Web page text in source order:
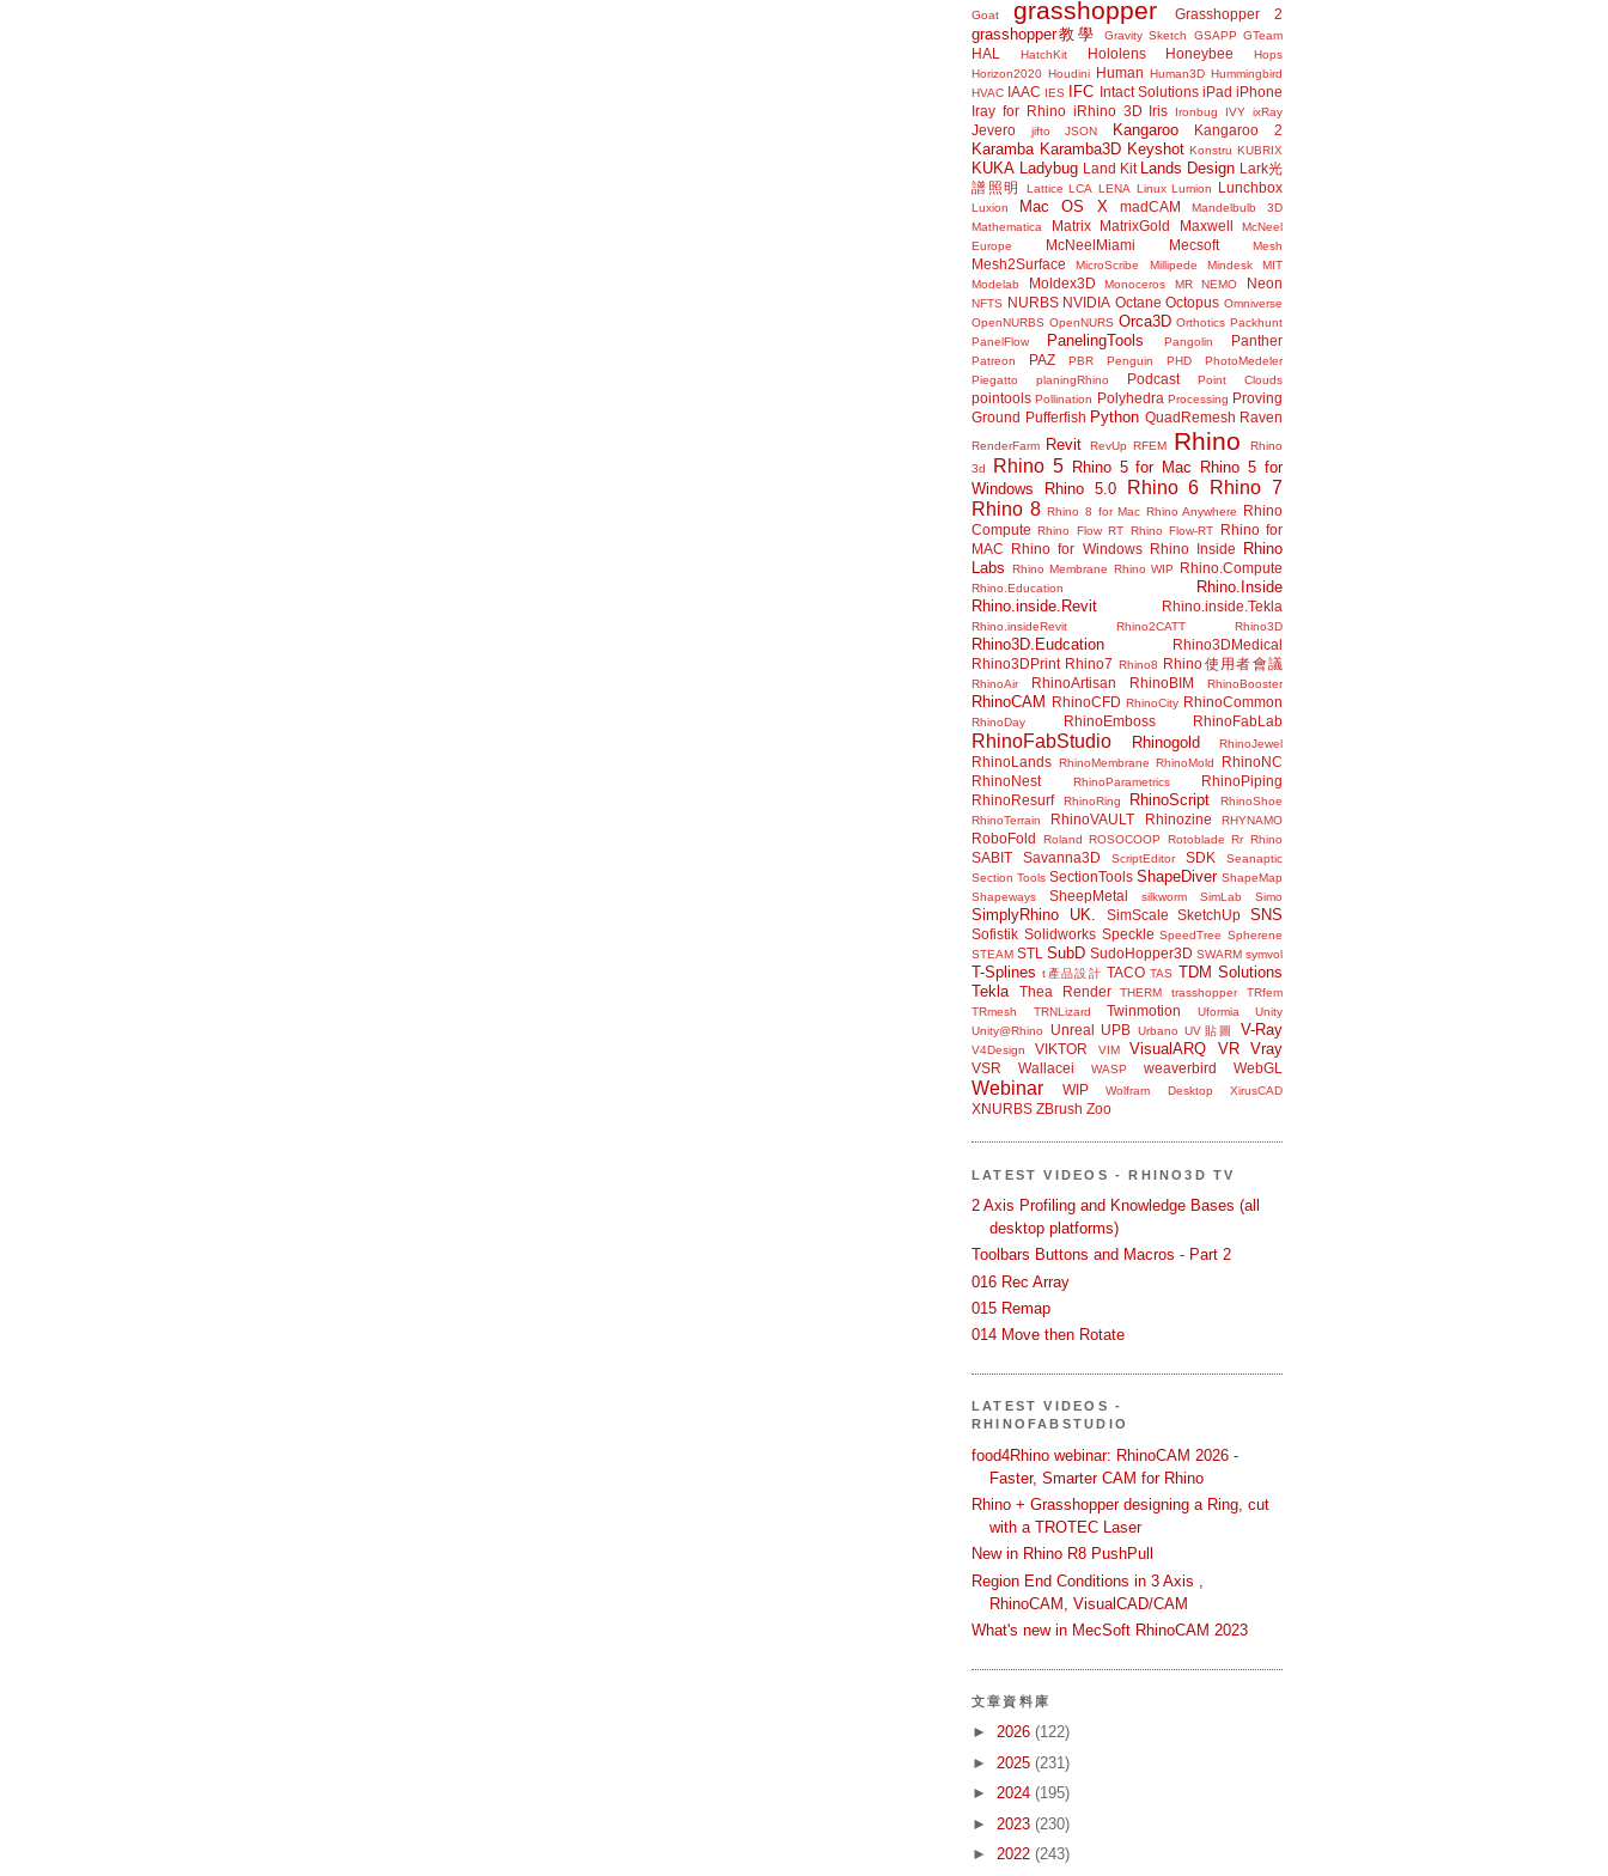
Goat grasshopper Grasshopper 2
grasshopper教學 Gravity Sketch GSAPP GTeam
HAL HatchKit Hololens Honeybee
Hops
Horizon2020 Houdini Human Human3D Hummingbird
HVAC IAAC IES IFC Intact Solutions iPad iPhone
Iray for Rhino iRhino 3D Iris Ironbug IVY ixRay
Jevero jifto JSON Kangaroo Kangaroo 2
Karamba Karamba3D Keyshot Konstru KUBRIX
KUKA Ladybug Land Kit Lands Design Lark光
譜照明
Lattice LCA LENA Linux Lumion Lunchbox
Luxion Mac OS X madCAM
Mandelbulb 3D
Mathematica
Matrix MatrixGold Maxwell
McNeel
Europe
McNeelMiami Mecsoft Mesh
Mesh2Surface MicroScribe Millipede Mindesk
MIT
Modelab
Moldex3D Monoceros MR NEMO Neon
NFTS NURBS NVIDIA Octane Octopus Omniverse
OpenNURBS OpenNURS Orca3D Orthotics Packhunt
PanelFlow
PanelingTools Pangolin Panther
Patreon PAZ PBR Penguin PHD
PhotoMedeler
Piegatto
planingRhino Podcast Point Clouds
pointools Pollination Polyhedra Processing Proving
Ground Pufferfish Python QuadRemesh Raven
RenderFarm Revit RevUp RFEM Rhino
Rhino
3d
Rhino 5 Rhino 5 for Mac
Rhino 5 for
Windows
Rhino 5.0 Rhino 6
Rhino 7
Rhino 8 Rhino 8 for Mac Rhino Anywhere
Rhino
Compute Rhino Flow RT Rhino Flow-RT
Rhino for
MAC
Rhino for Windows Rhino Inside
Rhino
Labs
Rhino Membrane Rhino WIP Rhino.Compute
Rhino.Education
Rhino.Inside
Rhino.inside.Revit
Rhino.inside.Tekla
Rhino.insideRevit Rhino2CATT Rhino3D
Rhino3D.Eudcation
Rhino3DMedical
Rhino3DPrint Rhino7 Rhino8 Rhino使用者會議
RhinoAir RhinoArtisan RhinoBIM RhinoBooster
RhinoCAM RhinoCFD RhinoCity RhinoCommon
RhinoDay RhinoEmboss RhinoFabLab
RhinoFabStudio Rhinogold RhinoJewel
RhinoLands RhinoMembrane RhinoMold
RhinoNC
RhinoNest
RhinoParametrics
RhinoPiping
RhinoResurf
RhinoRing RhinoScript
RhinoShoe
RhinoTerrain
RhinoVAULT Rhinozine RHYNAMO
RoboFold Roland ROSOCOOP Rotoblade Rr Rhino
SABIT Savanna3D ScriptEditor SDK
Seanaptic
Section Tools SectionTools ShapeDiver ShapeMap
Shapeways
SheepMetal silkworm SimLab Simo
SimplyRhino UK. SimScale SketchUp SNS
Sofistik Solidworks Speckle SpeedTree Spherene
STEAM STL SubD SudoHopper3D SWARM symvol
T-Splines t產品設計 TACO TAS TDM Solutions
Tekla
Thea Render THERM trasshopper
TRfem
TRmesh
TRNLizard Twinmotion Uformia
Unity
Unity@Rhino
Unreal UPB Urbano UV貼圖 V-Ray
V4Design VIKTOR VIM VisualARQ VR Vray
VSR Wallacei WASP weaverbird WebGL
Webinar WIP Wolfram Desktop XirusCAD
XNURBS ZBrush Zoo
LATEST VIDEOS - RHINO3D TV
2 Axis Profiling and Knowledge Bases (all
desktop platforms)
Toolbars Buttons and Macros - Part 2
016 Rec Array
015 Remap
014 Move then Rotate
LATEST VIDEOS -
RHINOFABSTUDIO
food4Rhino webinar: RhinoCAM 2026 -
Faster, Smarter CAM for Rhino
Rhino + Grasshopper designing a Ring, cut
with a TROTEC Laser
New in Rhino R8 PushPull
Region End Conditions in 3 Axis ,
RhinoCAM, VisualCAD/CAM
What's new in MecSoft RhinoCAM 2023
文章資料庫
► 2026 (122)
► 2025 (231)
► 2024 (195)
► 2023 (230)
► 2022 (243)